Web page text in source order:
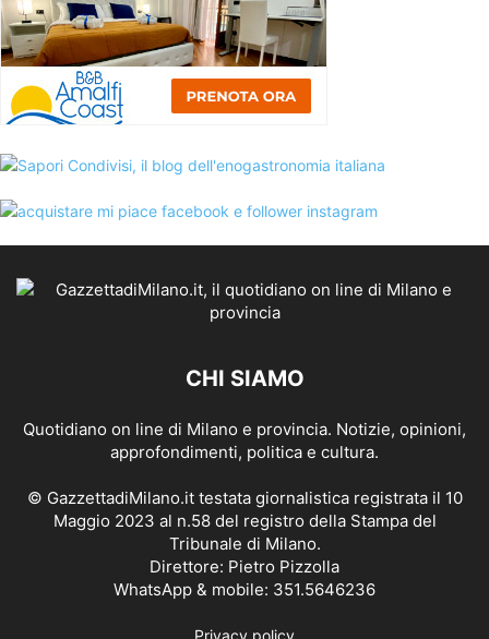
CHI SIAMO
Quotidiano on line di Milano e provincia. Notizie, opinioni,
approfondimenti, politica e cultura.
© GazzettadiMilano.it testata giornalistica registrata il 10
Maggio 2023 al n.58 del registro della Stampa del
Tribunale di Milano.
Direttore: Pietro Pizzolla
WhatsApp & mobile: 351.5646236